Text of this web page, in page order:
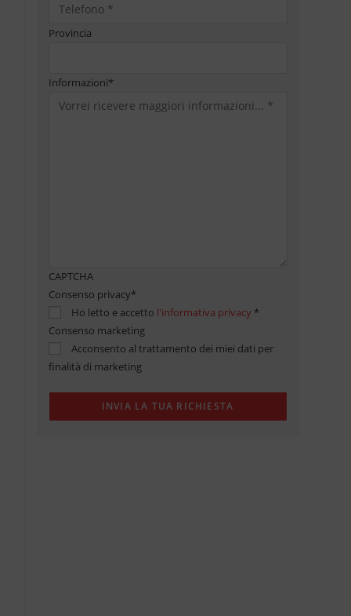
Provincia
Informazioni*
CAPTCHA
Consenso privacy*
Ho letto e accetto l'informativa privacy *
Consenso marketing
Acconsento al trattamento dei miei dati per
finalità di marketing